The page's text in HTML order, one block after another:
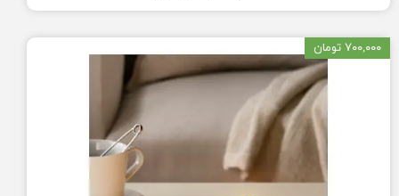
۷۰۰,۰۰۰ تومان